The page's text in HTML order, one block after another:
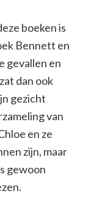
boeken is
Bennett en
gevallen en
dan ook
gezicht
van
en ze
zijn, maar
gewoon